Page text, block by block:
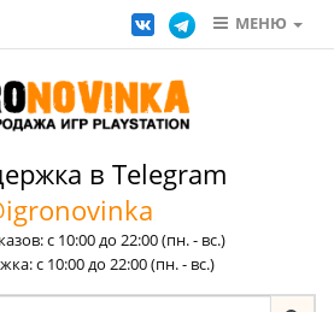
МЕНЮ
в Telegram
с 10:00 до 22:00 (пн. - вс.)
с 10:00 до 22:00 (пн. - вс.)